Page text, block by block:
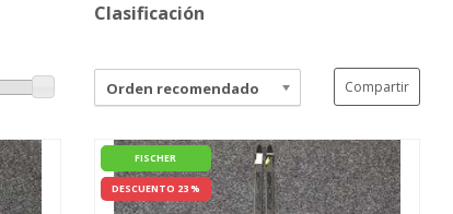
Clasificación
Orden recomendado Compartir
FISCHER
DESCUENTO 23 %